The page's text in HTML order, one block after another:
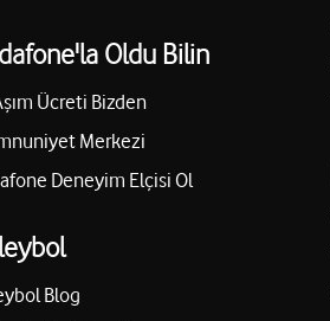
Oldu Bilin
Ücreti Bizden
Merkezi
Deneyim Elçisi Ol
Blog